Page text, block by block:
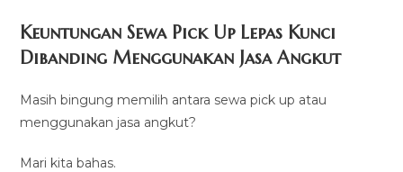
Keuntungan Sewa Pick Up Lepas Kunci
Dibanding Menggunakan Jasa Angkut
Masih bingung memilih antara sewa pick up atau
menggunakan jasa angkut?
Mari kita bahas.